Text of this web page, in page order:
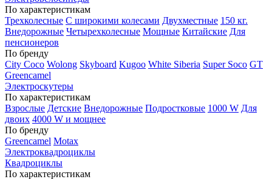
По характеристикам
Трехколесные С широкими колесами Двухместные 150 кг.
Внедорожные Четырехколесные Мощные Китайские Для
пенсионеров
По бренду
City Coco Wolong Skyboard Kugoo White Siberia Super Soco GT
Greencamel
Электроскутеры
По характеристикам
Взрослые Детские Внедорожные Подростковые 1000 W Для
двоих 4000 W и мощнее
По бренду
Greencamel Motax
Электроквадроциклы
Квадроциклы
По характеристикам